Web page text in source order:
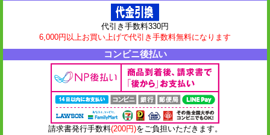
代引き手数料330円
6,000円以上お買い上げで代引き手数料無料になります
コンビニ後払い
請求書発行手数料(200円)をご負担いただきます。